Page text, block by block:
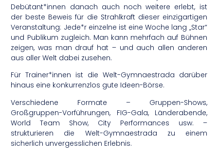
Debütant*innen danach auch noch weitere erlebt, ist
der beste Beweis für die Strahlkraft dieser einzigartigen
Veranstaltung: Jede*r einzelne ist eine Woche lang „Star“
und Publikum zugleich. Man kann mehrfach auf Bühnen
zeigen, was man drauf hat – und auch allen anderen
aus aller Welt dabei zusehen.
Für Trainer*innen ist die Welt-Gymnaestrada darüber
hinaus eine konkurrenzlos gute Ideen-Börse.
Verschiedene Formate – Gruppen-Shows,
Großgruppen-Vorführungen, FIG-Gala, Länderabende,
World Team Show, City Performances usw. –
strukturieren die Welt-Gymnaestrada zu einem
sicherlich unvergesslichen Erlebnis.